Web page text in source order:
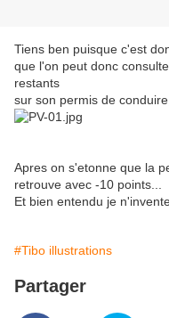
Tiens ben puisque c'est
que l'on peut donc
restants
sur son permis de
Apres on s'etonne que la
retrouve avec -10 points...
Et bien entendu je n'invente
#Tibo illustrations
Partager